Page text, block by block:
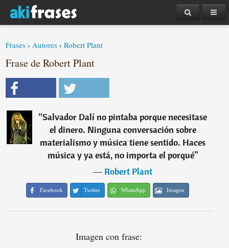
Frases ›Autores ›Robert Plant
Frase de Robert Plant
“Salvador Dalí no pintaba porque necesitase
el dinero. Ninguna conversación sobre
materialismo y música tiene sentido. Haces
música y ya está, no importa el porqué”
―Robert Plant
Facebook Twitter WhatsApp Imagen
Imagen con frase: